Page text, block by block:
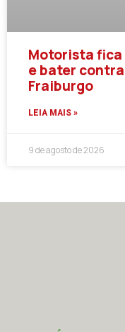
Motorista fica
e bater
Fraiburgo
LEIA MAIS »
9 de agosto de 2026